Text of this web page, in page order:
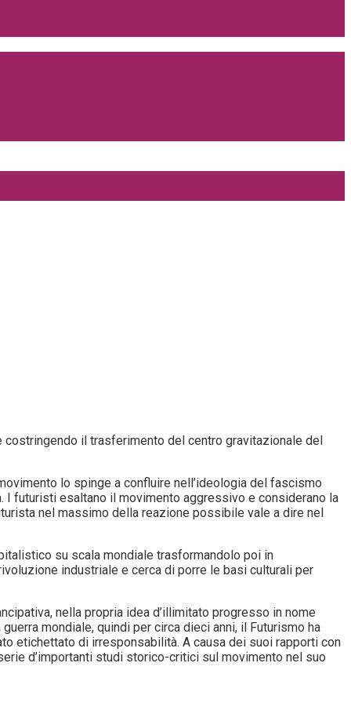
costringendo il trasferimento del centro gravitazionale del
lo spinge a confluire nell’ideologia del fascismo
I futuristi esaltano il movimento aggressivo e considerano la
nel massimo della reazione possibile vale a dire nel
su scala mondiale trasformandolo poi in
industriale e cerca di porre le basi culturali per
nella propria idea d’illimitato progresso in nome
mondiale, quindi per circa dieci anni, il Futurismo ha
etichettato di irresponsabilità. A causa dei suoi rapporti con
d’importanti studi storico-critici sul movimento nel suo